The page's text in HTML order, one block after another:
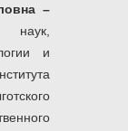
–
наук,
и